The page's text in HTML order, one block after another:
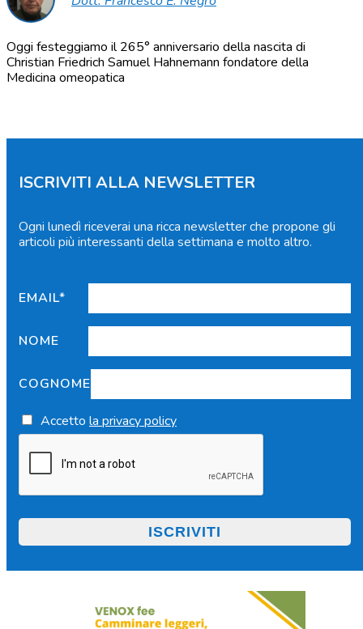
Oggi festeggiamo il 265° anniversario della nascita di
Christian Friedrich Samuel Hahnemann fondatore della
Medicina omeopatica
ISCRIVITI ALLA NEWSLETTER
Ogni lunedì riceverai una ricca newsletter che propone gli
articoli più interessanti della settimana e molto altro.
EMAIL*
NOME
COGNOME
Accetto la privacy policy